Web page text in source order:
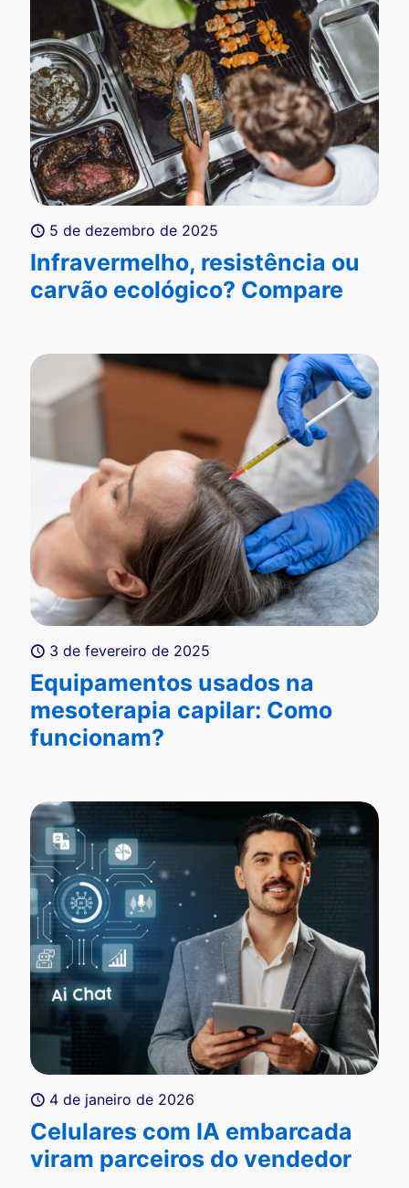
5 de dezembro de 2025
Infravermelho, resistência ou
carvão ecológico? Compare
3 de fevereiro de 2025
Equipamentos usados na
mesoterapia capilar: Como
funcionam?
4 de janeiro de 2026
Celulares com IA embarcada
viram parceiros do vendedor